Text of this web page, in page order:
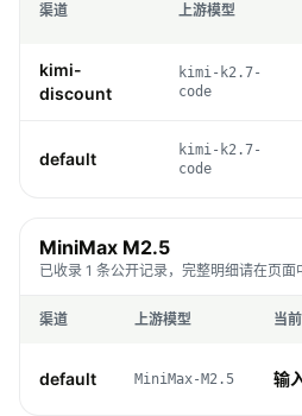
渠道 上游模型
kimi-
discount
kimi-k2.7-
code
default
kimi-k2.7-
code
MiniMax M2.5
已收录 1 条公开记录，完整明细请在页面
渠道 上游模型 当
default MiniMax-M2.5 输